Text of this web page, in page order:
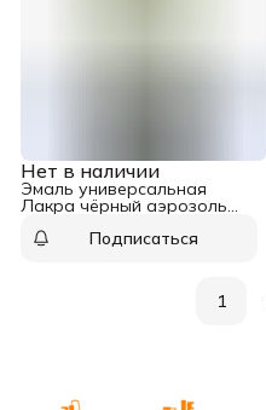
Нет в наличии
Эмаль универсальная
Лакра чёрный аэрозоль
Подписаться
1